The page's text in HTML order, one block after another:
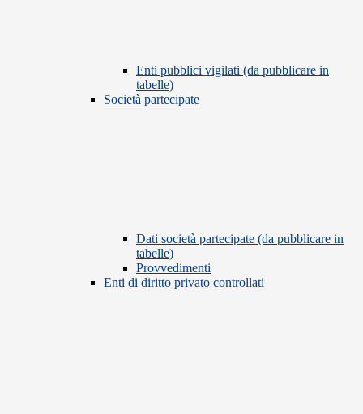
Enti pubblici vigilati (da pubblicare in
tabelle)
Società partecipate
Dati società partecipate (da pubblicare in
tabelle)
Provvedimenti
Enti di diritto privato controllati